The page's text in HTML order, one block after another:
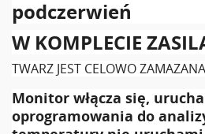
podczerwień
W KOMPLECIE
TWARZ JEST CELOWO ZAMAZANA
Monitor włącza się,
oprogramowania do